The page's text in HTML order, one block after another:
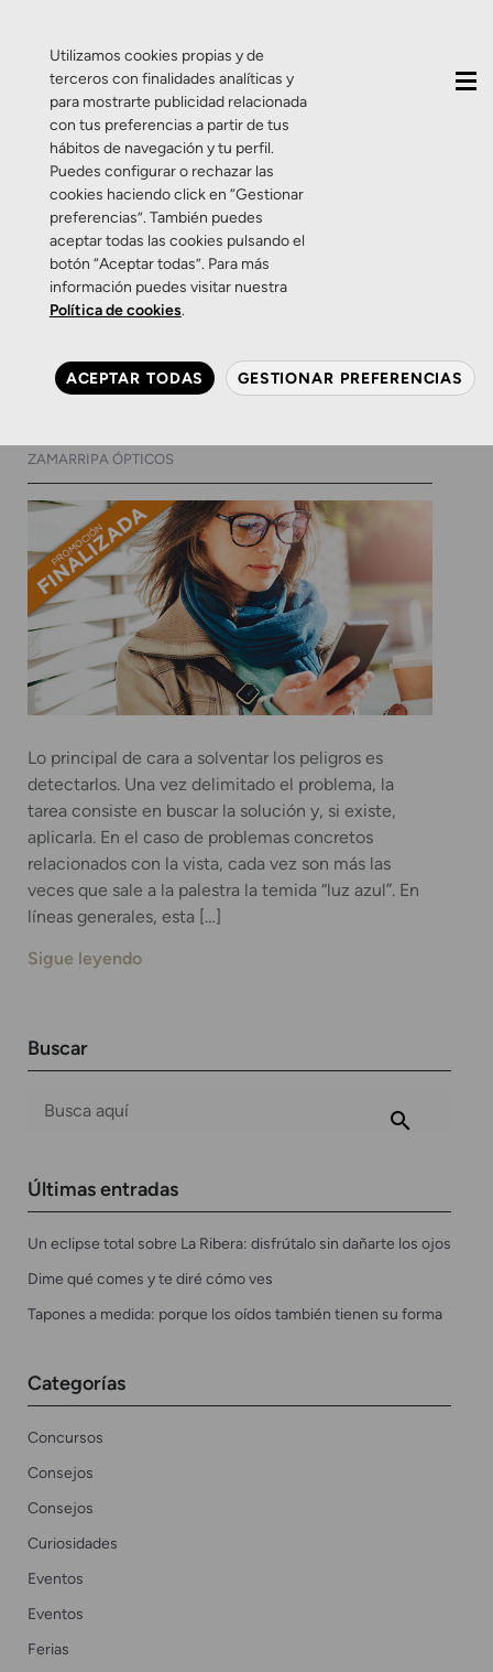
Etiqueta:alteraciones
de sueño
Promociones Salud Visual
Promoción: Sin miedo a la
luz azul
ZAMARRIPA ÓPTICOS
Lo principal de cara a solventar los peligros es
detectarlos. Una vez delimitado el problema, la
tarea consiste en buscar la solución y, si existe,
aplicarla. En el caso de problemas concretos
relacionados con la vista, cada vez son más las
veces que sale a la palestra la temida “luz azul”. En
líneas generales, esta […]
Sigue leyendo
Buscar
Últimas entradas
Un eclipse total sobre La Ribera: disfrútalo sin dañarte los ojos
Dime qué comes y te diré cómo ves
Tapones a medida: porque los oídos también tienen su forma
Categorías
Concursos
Consejos
Consejos
Curiosidades
Eventos
Eventos
Ferias
Utilizamos cookies propias y de
terceros con finalidades analíticas y
para mostrarte publicidad relacionada
con tus preferencias a partir de tus
hábitos de navegación y tu perfil.
Puedes configurar o rechazar las
cookies haciendo click en “Gestionar
preferencias”. También puedes
aceptar todas las cookies pulsando el
botón “Aceptar todas”. Para más
información puedes visitar nuestra
Política de cookies.
ACEPTAR TODAS GESTIONAR PREFERENCIAS